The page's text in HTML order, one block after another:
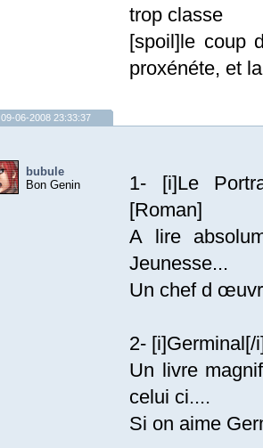
trop classe
[spoil]le coup
proxénéte, et
09-06-2008 23:33:37
bubule
Bon Genin
1- [i]Le
[Roman]
A lire
Jeunesse...
Un chef d
2-
Un livre
celui ci....
Si on aime